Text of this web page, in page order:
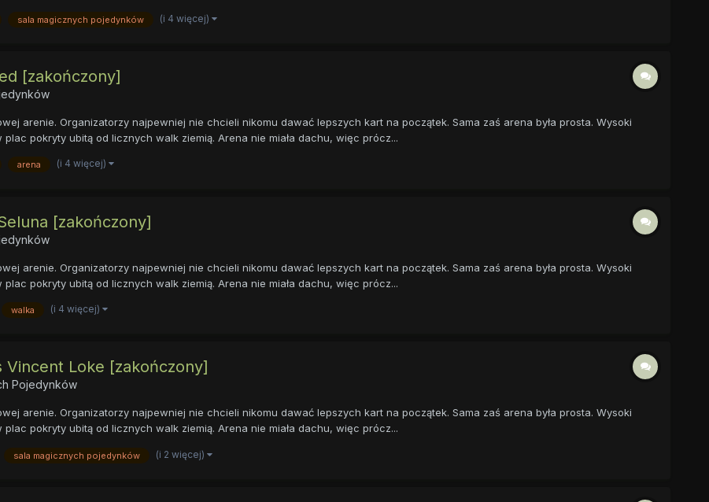
sala magicznych pojedynków (i 4 więcej)
[zakończony]
arenie. Organizatorzy najpewniej nie chcieli nikomu dawać lepszych kart na początek. Sama zaś arena była prosta. Wysoki
plac pokryty ubitą od licznych walk ziemią. Arena nie miała dachu, więc prócz...
arena (i 4 więcej)
[zakończony]
arenie. Organizatorzy najpewniej nie chcieli nikomu dawać lepszych kart na początek. Sama zaś arena była prosta. Wysoki
plac pokryty ubitą od licznych walk ziemią. Arena nie miała dachu, więc prócz...
walka (i 4 więcej)
Loke [zakończony]
Pojedynków
arenie. Organizatorzy najpewniej nie chcieli nikomu dawać lepszych kart na początek. Sama zaś arena była prosta. Wysoki
plac pokryty ubitą od licznych walk ziemią. Arena nie miała dachu, więc prócz...
sala magicznych pojedynków (i 2 więcej)